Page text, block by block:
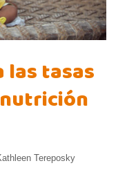
tasas
Tereposky